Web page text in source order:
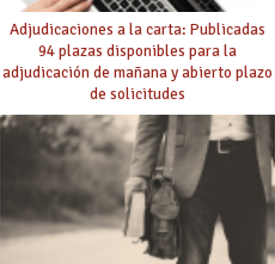
Adjudicaciones a la carta: Publicadas
94 plazas disponibles para la
adjudicación de mañana y abierto plazo
de solicitudes